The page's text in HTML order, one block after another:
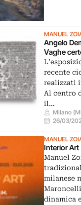
MANUEL
Angelo
Vaghe
recente
realizzati
Al centro
il…
Milano
26/03/
MANUEL
Interior Art
Manuel
milanese
dinamica